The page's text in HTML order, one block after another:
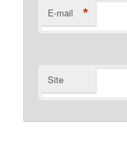
E-mail *
Site